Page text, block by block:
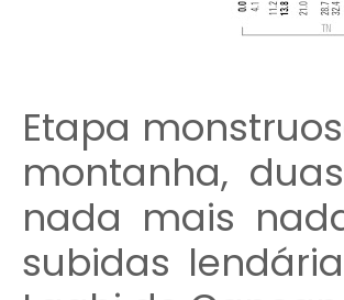
Etapa
montanha,
nada mais
subidas